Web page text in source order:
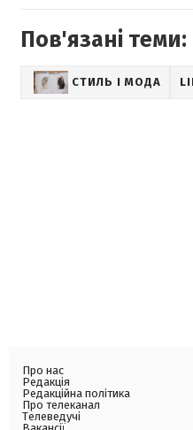
Пов'язані теми:
СТИЛЬ І МОДА
Про нас
Редакція
Редакційна політика
Про телеканал
Телеведучі